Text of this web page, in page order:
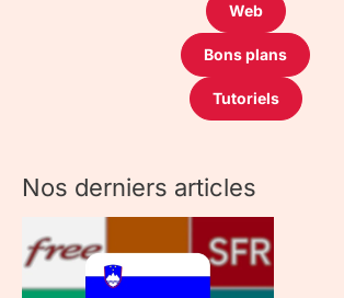
Web
Bons plans
Tutoriels
Nos derniers articles